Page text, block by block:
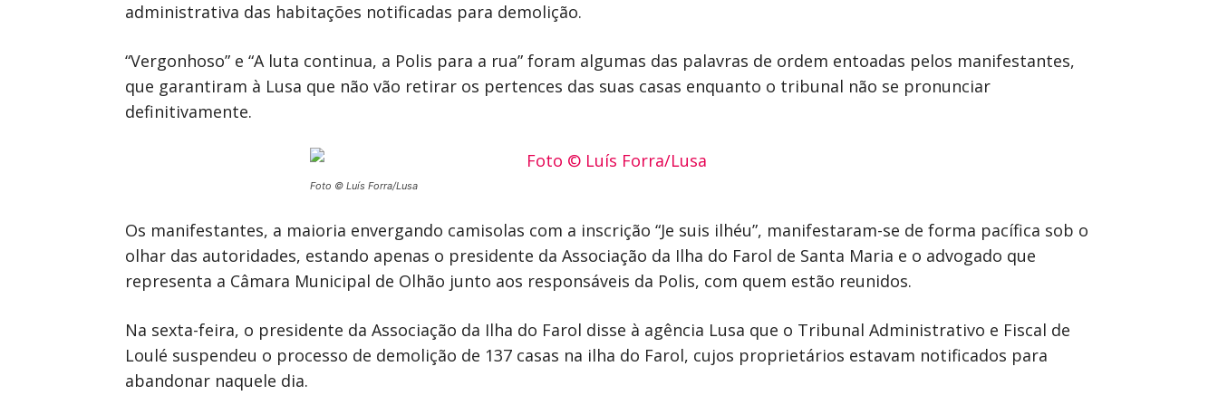
administrativa das habitações notificadas para demolição.
“Vergonhoso” e “A luta continua, a Polis para a rua” foram algumas das palavras de ordem entoadas pelos manifestantes,
que garantiram à Lusa que não vão retirar os pertences das suas casas enquanto o tribunal não se pronunciar
definitivamente.
Foto © Luís Forra/Lusa
Os manifestantes, a maioria envergando camisolas com a inscrição “Je suis ilhéu”, manifestaram-se de forma pacífica sob o
olhar das autoridades, estando apenas o presidente da Associação da Ilha do Farol de Santa Maria e o advogado que
representa a Câmara Municipal de Olhão junto aos responsáveis da Polis, com quem estão reunidos.
Na sexta-feira, o presidente da Associação da Ilha do Farol disse à agência Lusa que o Tribunal Administrativo e Fiscal de
Loulé suspendeu o processo de demolição de 137 casas na ilha do Farol, cujos proprietários estavam notificados para
abandonar naquele dia.